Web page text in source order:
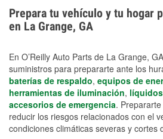
los daños por inundación. Evitar
preparar opciones de carga de
medidas de protección más
Prepara tu vehículo y tu hogar
en La Grange, GA
En O’Reilly Auto Parts de La Grange,
suministros para prepararte ante los
baterías de respaldo, equipos de
herramientas de iluminación,
accesorios de emergencia.
reducir los riesgos relacionados con el
condiciones climáticas severas y cortes